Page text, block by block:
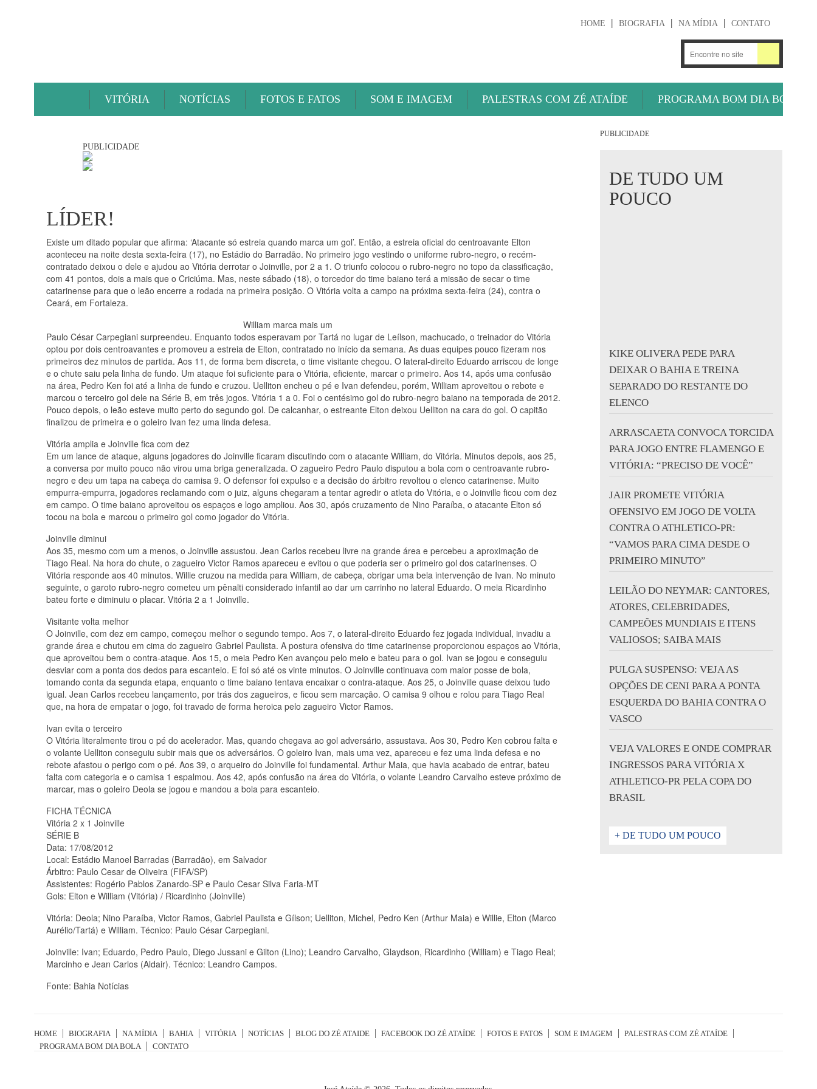
HOME BIOGRAFIA NA MÍDIA CONTATO
VITÓRIA NOTÍCIAS FOTOS E FATOS SOM E IMAGEM PALESTRAS COM ZÉ ATAÍDE PROGRAMA BOM DIA BOLA
PUBLICIDADE
LÍDER!
Existe um ditado popular que afirma: ‘Atacante só estreia quando marca um gol’. Então, a estreia oficial do centroavante Elton
aconteceu na noite desta sexta-feira (17), no Estádio do Barradão. No primeiro jogo vestindo o uniforme rubro-negro, o recém-
contratado deixou o dele e ajudou ao Vitória derrotar o Joinville, por 2 a 1. O triunfo colocou o rubro-negro no topo da classificação,
com 41 pontos, dois a mais que o Criciúma. Mas, neste sábado (18), o torcedor do time baiano terá a missão de secar o time
catarinense para que o leão encerre a rodada na primeira posição. O Vitória volta a campo na próxima sexta-feira (24), contra o
Ceará, em Fortaleza.
William marca mais um
Paulo César Carpegiani surpreendeu. Enquanto todos esperavam por Tartá no lugar de Leílson, machucado, o treinador do Vitória
optou por dois centroavantes e promoveu a estreia de Elton, contratado no início da semana. As duas equipes pouco fizeram nos
primeiros dez minutos de partida. Aos 11, de forma bem discreta, o time visitante chegou. O lateral-direito Eduardo arriscou de longe
e o chute saiu pela linha de fundo. Um ataque foi suficiente para o Vitória, eficiente, marcar o primeiro. Aos 14, após uma confusão
na área, Pedro Ken foi até a linha de fundo e cruzou. Uelliton encheu o pé e Ivan defendeu, porém, William aproveitou o rebote e
marcou o terceiro gol dele na Série B, em três jogos. Vitória 1 a 0. Foi o centésimo gol do rubro-negro baiano na temporada de 2012.
Pouco depois, o leão esteve muito perto do segundo gol. De calcanhar, o estreante Elton deixou Uelliton na cara do gol. O capitão
finalizou de primeira e o goleiro Ivan fez uma linda defesa.
Vitória amplia e Joinville fica com dez
Em um lance de ataque, alguns jogadores do Joinville ficaram discutindo com o atacante William, do Vitória. Minutos depois, aos 25,
a conversa por muito pouco não virou uma briga generalizada. O zagueiro Pedro Paulo disputou a bola com o centroavante rubro-
negro e deu um tapa na cabeça do camisa 9. O defensor foi expulso e a decisão do árbitro revoltou o elenco catarinense. Muito
empurra-empurra, jogadores reclamando com o juiz, alguns chegaram a tentar agredir o atleta do Vitória, e o Joinville ficou com dez
em campo. O time baiano aproveitou os espaços e logo ampliou. Aos 30, após cruzamento de Nino Paraíba, o atacante Elton só
tocou na bola e marcou o primeiro gol como jogador do Vitória.
Joinville diminui
Aos 35, mesmo com um a menos, o Joinville assustou. Jean Carlos recebeu livre na grande área e percebeu a aproximação de
Tiago Real. Na hora do chute, o zagueiro Victor Ramos apareceu e evitou o que poderia ser o primeiro gol dos catarinenses. O
Vitória responde aos 40 minutos. Willie cruzou na medida para William, de cabeça, obrigar uma bela intervenção de Ivan. No minuto
seguinte, o garoto rubro-negro cometeu um pênalti considerado infantil ao dar um carrinho no lateral Eduardo. O meia Ricardinho
bateu forte e diminuiu o placar. Vitória 2 a 1 Joinville.
Visitante volta melhor
O Joinville, com dez em campo, começou melhor o segundo tempo. Aos 7, o lateral-direito Eduardo fez jogada individual, invadiu a
grande área e chutou em cima do zagueiro Gabriel Paulista. A postura ofensiva do time catarinense proporcionou espaços ao Vitória,
que aproveitou bem o contra-ataque. Aos 15, o meia Pedro Ken avançou pelo meio e bateu para o gol. Ivan se jogou e conseguiu
desviar com a ponta dos dedos para escanteio. E foi só até os vinte minutos. O Joinville continuava com maior posse de bola,
tomando conta da segunda etapa, enquanto o time baiano tentava encaixar o contra-ataque. Aos 25, o Joinville quase deixou tudo
igual. Jean Carlos recebeu lançamento, por trás dos zagueiros, e ficou sem marcação. O camisa 9 olhou e rolou para Tiago Real
que, na hora de empatar o jogo, foi travado de forma heroica pelo zagueiro Victor Ramos.
Ivan evita o terceiro
O Vitória literalmente tirou o pé do acelerador. Mas, quando chegava ao gol adversário, assustava. Aos 30, Pedro Ken cobrou falta e
o volante Uelliton conseguiu subir mais que os adversários. O goleiro Ivan, mais uma vez, apareceu e fez uma linda defesa e no
rebote afastou o perigo com o pé. Aos 39, o arqueiro do Joinville foi fundamental. Arthur Maia, que havia acabado de entrar, bateu
falta com categoria e o camisa 1 espalmou. Aos 42, após confusão na área do Vitória, o volante Leandro Carvalho esteve próximo de
marcar, mas o goleiro Deola se jogou e mandou a bola para escanteio.
FICHA TÉCNICA
Vitória 2 x 1 Joinville
SÉRIE B
Data: 17/08/2012
Local: Estádio Manoel Barradas (Barradão), em Salvador
Árbitro: Paulo Cesar de Oliveira (FIFA/SP)
Assistentes: Rogério Pablos Zanardo-SP e Paulo Cesar Silva Faria-MT
Gols: Elton e William (Vitória) / Ricardinho (Joinville)
Vitória: Deola; Nino Paraíba, Victor Ramos, Gabriel Paulista e Gílson; Uelliton, Michel, Pedro Ken (Arthur Maia) e Willie, Elton (Marco
Aurélio/Tartá) e William. Técnico: Paulo César Carpegiani.
Joinville: Ivan; Eduardo, Pedro Paulo, Diego Jussani e Gilton (Lino); Leandro Carvalho, Glaydson, Ricardinho (William) e Tiago Real;
Marcinho e Jean Carlos (Aldair). Técnico: Leandro Campos.
Fonte: Bahia Notícias
PUBLICIDADE
DE TUDO UM
POUCO
KIKE OLIVERA PEDE PARA
DEIXAR O BAHIA E TREINA
SEPARADO DO RESTANTE DO
ELENCO
ARRASCAETA CONVOCA TORCIDA
PARA JOGO ENTRE FLAMENGO E
VITÓRIA: “PRECISO DE VOCÊ”
JAIR PROMETE VITÓRIA
OFENSIVO EM JOGO DE VOLTA
CONTRA O ATHLETICO-PR:
“VAMOS PARA CIMA DESDE O
PRIMEIRO MINUTO”
LEILÃO DO NEYMAR: CANTORES,
ATORES, CELEBRIDADES,
CAMPEÕES MUNDIAIS E ITENS
VALIOSOS; SAIBA MAIS
PULGA SUSPENSO: VEJA AS
OPÇÕES DE CENI PARA A PONTA
ESQUERDA DO BAHIA CONTRA O
VASCO
VEJA VALORES E ONDE COMPRAR
INGRESSOS PARA VITÓRIA X
ATHLETICO-PR PELA COPA DO
BRASIL
+ DE TUDO UM POUCO
HOME BIOGRAFIA NA MÍDIA BAHIA VITÓRIA NOTÍCIAS BLOG DO ZÉ ATAIDE FACEBOOK DO ZÉ ATAÍDE FOTOS E FATOS SOM E IMAGEM
PALESTRAS COM ZÉ ATAÍDE
PROGRAMA BOM DIA BOLA
CONTATO